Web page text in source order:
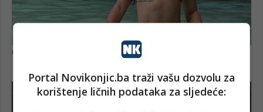
Portal Novikonjic.ba traži vašu dozvolu za
korištenje ličnih podataka za sljedeće: